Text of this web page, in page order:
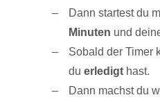
Dann startest du
Minuten und
Sobald der Timer
du erledigt hast.
Dann machst du